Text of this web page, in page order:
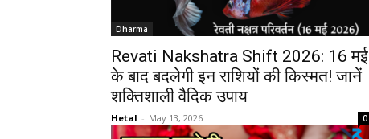
Dharma
Revati Nakshatra Shift 2026: 16 मई
के बाद बदलेगी इन राशियों की किस्मत! जानें
शक्तिशाली वैदिक उपाय
Hetal - May 13, 2026 0